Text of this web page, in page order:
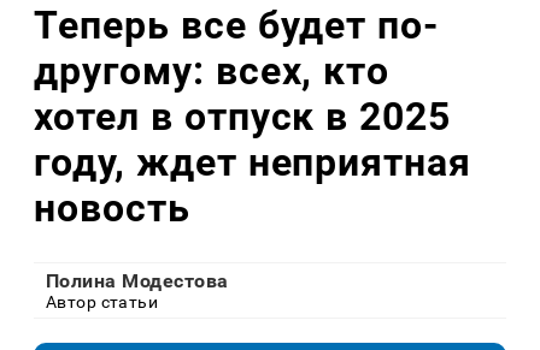
Теперь все будет по-
другому: всех, кто
хотел в отпуск в 2025
году, ждет неприятная
новость
Полина Модестова
Автор статьи